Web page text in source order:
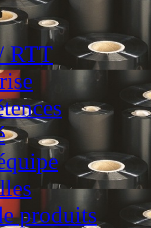
RTT
produits